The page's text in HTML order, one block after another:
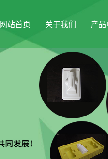
网站首页 关于我们 产